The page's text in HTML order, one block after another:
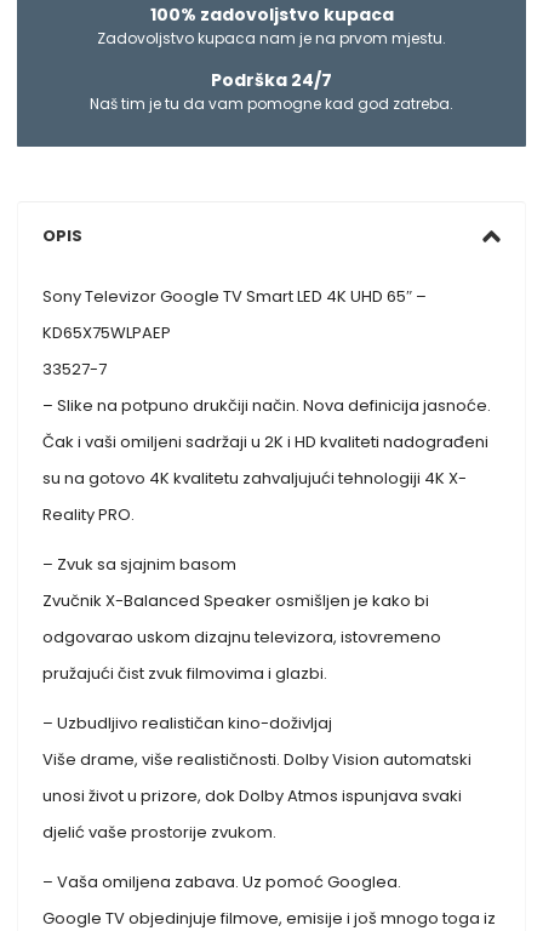
100% zadovoljstvo kupaca
Zadovoljstvo kupaca nam je na prvom mjestu.
Podrška 24/7
Naš tim je tu da vam pomogne kad god zatreba.
OPIS
Sony Televizor Google TV Smart LED 4K UHD 65″ –
KD65X75WLPAEP
33527-7
– Slike na potpuno drukčiji način. Nova definicija jasnoće.
Čak i vaši omiljeni sadržaji u 2K i HD kvaliteti nadograđeni
su na gotovo 4K kvalitetu zahvaljujući tehnologiji 4K X-
Reality PRO.
– Zvuk sa sjajnim basom
Zvučnik X-Balanced Speaker osmišljen je kako bi
odgovarao uskom dizajnu televizora, istovremeno
pružajući čist zvuk filmovima i glazbi.
– Uzbudljivo realističan kino-doživljaj
Više drame, više realističnosti. Dolby Vision automatski
unosi život u prizore, dok Dolby Atmos ispunjava svaki
djelić vaše prostorije zvukom.
– Vaša omiljena zabava. Uz pomoć Googlea.
Google TV objedinjuje filmove, emisije i još mnogo toga iz